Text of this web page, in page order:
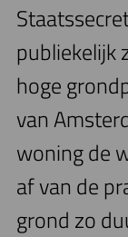
publiekelijk
hoge
van
woning de
af van de
grond zo